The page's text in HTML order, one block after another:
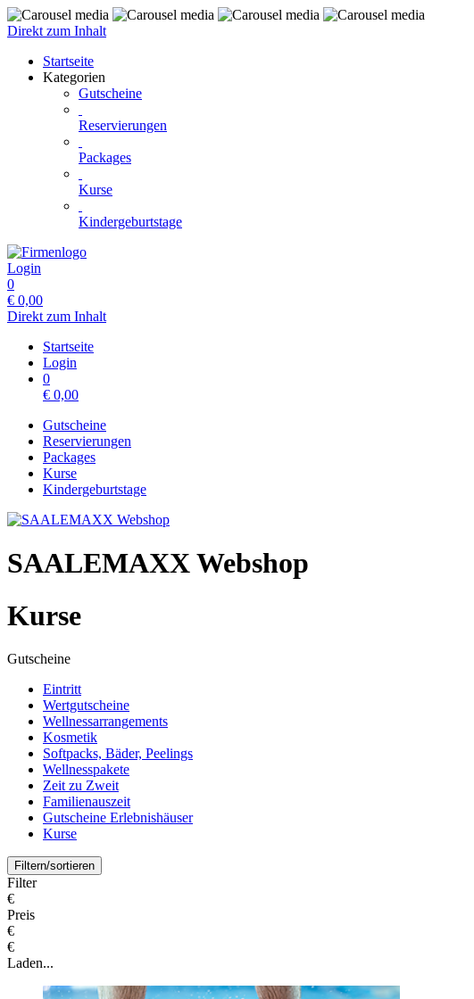
Direkt zum Inhalt
Startseite
Kategorien
Gutscheine
Reservierungen
Packages
Kurse
Kindergeburtstage
Login
0
€ 0,00
Direkt zum Inhalt
Startseite
Login
0
€ 0,00
Gutscheine
Reservierungen
Packages
Kurse
Kindergeburtstage
SAALEMAXX Webshop
Kurse
Gutscheine
Eintritt
Wertgutscheine
Wellnessarrangements
Kosmetik
Softpacks, Bäder, Peelings
Wellnesspakete
Zeit zu Zweit
Familienauszeit
Gutscheine Erlebnishäuser
Kurse
Filtern/sortieren
Filter
€
Preis
€
€
Laden...